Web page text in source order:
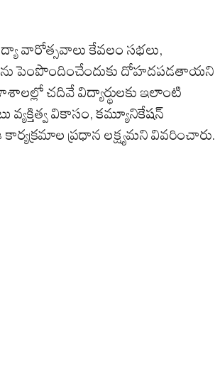
వారోత్సవాలు కేవలం సభలు,
పెంపొందించేందుకు దోహదపడతాయని
చదివే విద్యార్థులకు ఇలాంటి
వికాసం, కమ్యూనికేషన్
ప్రధాన లక్ష్యమని వివరించారు.